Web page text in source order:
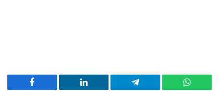
Facebook LinkedIn Telegram